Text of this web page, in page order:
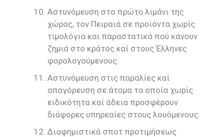
Αστυνόμευση στο πρώτο λιμάνι της
χώρας, τον Πειραιά σε προϊόντα χωρίς
τιμολόγια και παραστατικά πού κάνουν
ζημιά στο κράτος καί στους Έλληνες
φορολογούμενους.
Αστυνόμευση στις παραλίες καί
απαγόρευση σε άτομα τα οποία χωρίς
ειδικότητα καί άδεια προσφέρουν
διάφορες υπηρεαίες στους λουόμενους.
Διαφημιστικά σποτ προτιμήσεως